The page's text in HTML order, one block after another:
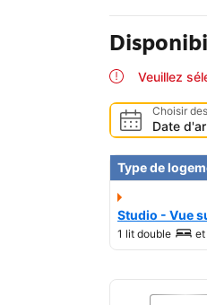
Veuillez
Choisir
Date
Type de
Studio - Vue
1 lit double et